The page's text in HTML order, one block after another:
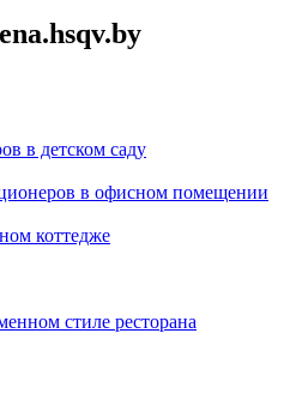
в детском саду
в офисном помещении
коттедже
стиле ресторана